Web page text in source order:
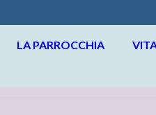
LA PARROCCHIA